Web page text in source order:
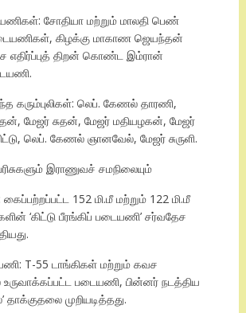
சோதியா மற்றும் மாலதி பெண்
கிழக்கு மாகாண ஜெயந்தன்
எதிர்ப்புத் திறன் கொண்ட இம்ரான்
கரும்புலிகள்: லெப். கேணல் தாரணி,
மேஜர் சுதன், மேஜர் மதியழகன், மேஜர்
லெப். கேணல் ஞானவேல், மேஜர் சுருளி.
இராணுவச் சமநிலையும்
152 மி.மீ மற்றும் 122 மி.மீ
‘கிட்டு பீரங்கிப் படையணி’ சர்வதேச
T-55 டாங்கிகள் மற்றும் கவச
படையணி, பின்னர் நடத்திய
தாக்குதலை முறியடித்தது.